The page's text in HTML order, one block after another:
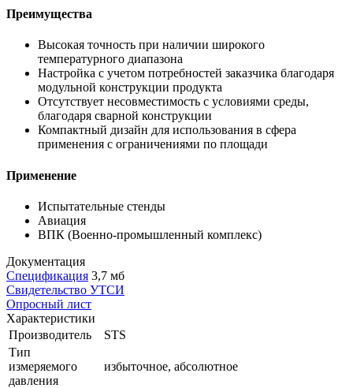
Преимущества
Высокая точность при наличии широкого
температурного диапазона
Настройка с учетом потребностей заказчика благодаря
модульной конструкции продукта
Отсутствует несовместимость с условиями среды,
благодаря сварной конструкции
Компактный дизайн для использования в сфера
применения с ограничениями по площади
Применение
Испытательные стенды
Авиация
ВПК (Военно-промышленный комплекс)
Документация
Спецификация 3,7 мб
Свидетельство УТСИ
Опросный лист
Характеристики
Производитель
STS
Тип
измеряемого
давления
избыточное, абсолютное